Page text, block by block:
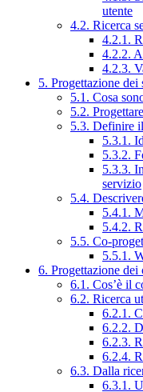
utente
4.2. Ricerca
4.2.1.
4.2.2.
4.2.3.
5. Progettazione dei
5.1. Cosa
5.2.
5.3. Definire
5.3.1.
5.3.2.
5.3.3.
servizio
5.4.
5.4.1.
5.4.2.
5.5. Co-
5.5.1.
6. Progettazione dei
6.1. Cos’è il
6.2. Ricerca
6.2.1.
6.2.2.
6.2.3.
6.2.4.
6.3. Dalla
6.3.1.